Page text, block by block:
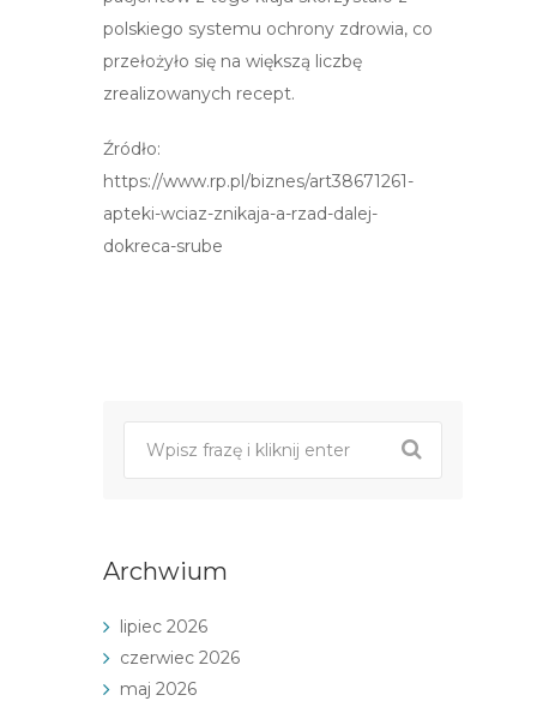
polskiego systemu ochrony zdrowia, co
przełożyło się na większą liczbę
zrealizowanych recept.
Źródło:
https://www.rp.pl/biznes/art38671261-
apteki-wciaz-znikaja-a-rzad-dalej-
dokreca-srube
Archwium
lipiec 2026
czerwiec 2026
maj 2026